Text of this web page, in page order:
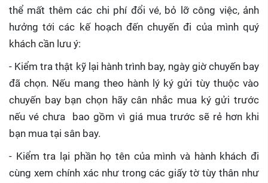
thể mất thêm các chi phí đổi vé, bỏ lỡ công việc, ảnh
hưởng tới các kế hoạch đến chuyến đi của mình quý
khách cần lưu ý:
- Kiểm tra thật kỹ lại hành trình bay, ngày giờ chuyến bay
đã chọn. Nếu mang theo hành lý ký gửi tùy thuộc vào
chuyến bay bạn chọn hãy cân nhắc mua ký gửi trước
nếu vé chưa bao gồm vì giá mua trước sẽ rẻ hơn khi
bạn mua tại sân bay.
- Kiểm tra lại phần họ tên của mình và hành khách đi
cùng xem chính xác như trong các giấy tờ tùy thân như